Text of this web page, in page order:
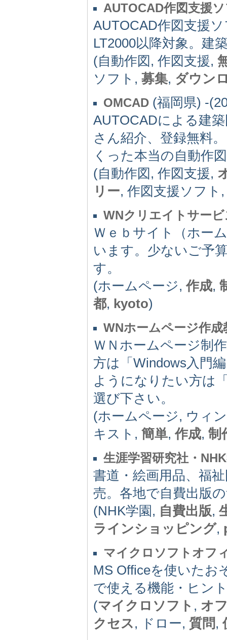
AUTOCAD作図支援
AUTOCAD作図支援
LT2000以降対象。建
(自動作図, 作図支援,
ソフト, 募集, ダウン
OMCAD (福岡県) -
AUTOCADによる建
さん紹介、登録無料
くった本当の自動作
(自動作図, 作図支援,
リー, 作図支援ソフト
WNクリエイトサー
Ｗｅｂサイト（ホー
います。少ないご予
す。
(ホームページ,作成,
都, kyoto)
WNホームページ作成
ＷＮホームページ制
方は「Windows入門
ようになりたい方は
選び下さい。
(ホームページ, ウィ
キスト, 簡単,作成, 制
生涯学習研究社・
書道・絵画用品、福
売。各地で自費出版
(NHK学園, 自費出版,
ラインショッピング,
マイクロソフトオフ
MS Officeを使いたお
で使える機能・ヒン
(マイクロソフト , オ
クセス, ドロー, 質問,